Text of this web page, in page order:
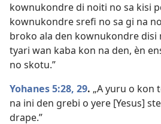
kownukondre di noiti no sa kisi
kownukondre srefi no sa gi na
broko ala den kownukondre disi
tyari wan kaba kon na den, èn
no skotu.”
Yohanes 5:28, 29. „A yuru o kon
na ini den grebi o yere [Yesus]
drape.”